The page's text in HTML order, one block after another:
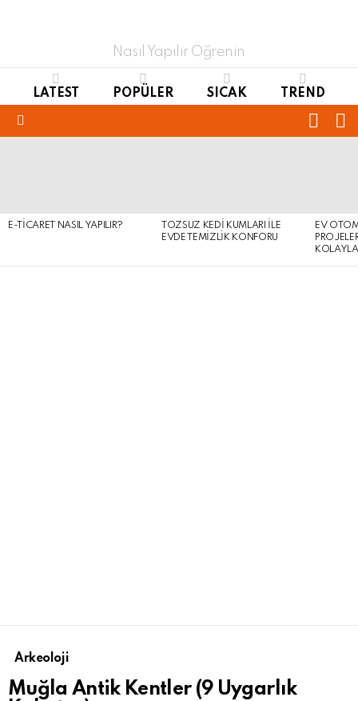
Nasıl Yapılır Öğrenin
LATEST POPÜLER SICAK TREND
E-TICARET NASIL YAPILIR?
TOZSUZ KEDI KUMLARI ILE
EVDE TEMIZLIK KONFORU
EV
Arkeoloji
Muğla Antik Kentler (9 Uygarlık